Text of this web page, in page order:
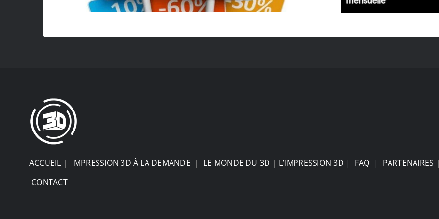
ACCUEIL | IMPRESSION 3D À LA DEMANDE | LE MONDE DU 3D | L’IMPRESSION 3D | FAQ | PARTENAIRES
CONTACT